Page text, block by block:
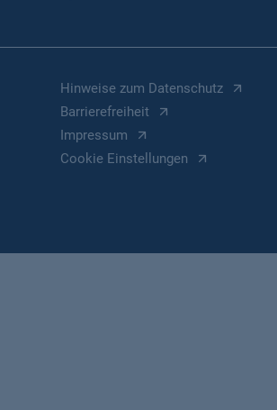
Hinweise zum Datenschutz
Barrierefreiheit
Impressum
Cookie Einstellungen